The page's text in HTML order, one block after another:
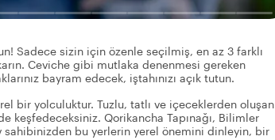
Sadece sizin için özenle seçilmiş, en az 3 farklı
Ceviche gibi mutlaka denenmesi gereken
bayram edecek, iştahınızı açık tutun.
bir yolculuktur. Tuzlu, tatlı ve içeceklerden oluşan
keşfedeceksiniz. Qorikancha Tapınağı, Bilimler
sahibinizden bu yerlerin yerel önemini dinleyin, bir